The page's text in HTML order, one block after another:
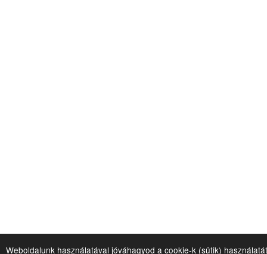
Weboldalunk használatával jóváhagyod a cookie-k (sütik)